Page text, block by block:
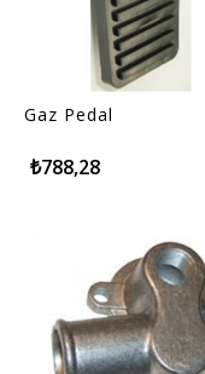
Gaz Pedal
₺788,28